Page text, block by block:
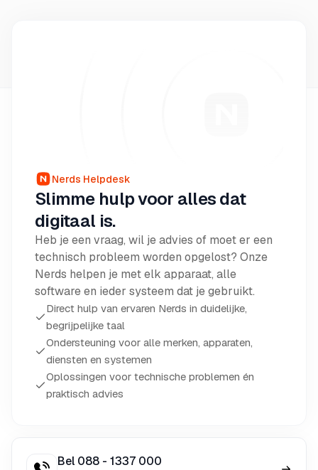
Nerds Helpdesk
Slimme hulp voor alles dat
digitaal is.
Heb je een vraag, wil je advies of moet er een
technisch probleem worden opgelost? Onze
Nerds helpen je met elk apparaat, alle
software en ieder systeem dat je gebruikt.
Direct hulp van ervaren Nerds in duidelijke,
begrijpelijke taal
Ondersteuning voor alle merken, apparaten,
diensten en systemen
Oplossingen voor technische problemen én
praktisch advies
Bel 088 - 1337 000